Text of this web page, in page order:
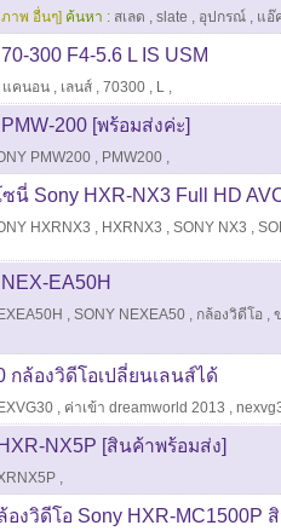
าพ อื่นๆ] ค้นหา : สเลด , slate , อุปกรณ์ , แอ๊
300 F4-5.6 L IS USM
แคนอน , เลนส์ , 70300 , L ,
200 [พร้อมส่งค่ะ]
PMW200 , PMW200 ,
นี่ Sony HXR-NX3 Full HD
HXRNX3 , HXRNX3 , SONY NX3 ,
EA50H
, SONY NEXEA50 , กล้องวิดีโอ ,
กล้องวิดีโอเปลี่ยนเลนส์ได้
, ค่าเข้า dreamworld 2013 ,
NX5P [สินค้าพร้อมส่ง]
,
องวิดีโอ Sony HXR-MC1500P